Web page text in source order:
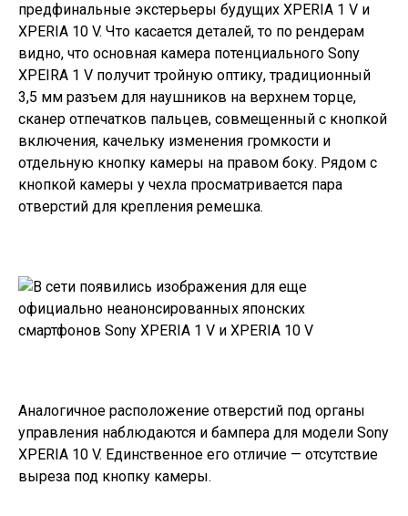
предфинальные экстерьеры будущих XPERIA 1 V и
XPERIA 10 V. Что касается деталей, то по рендерам
видно, что основная камера потенциального Sony
XPEIRA 1 V получит тройную оптику, традиционный
3,5 мм разъем для наушников на верхнем торце,
сканер отпечатков пальцев, совмещенный с кнопкой
включения, качельку изменения громкости и
отдельную кнопку камеры на правом боку. Рядом с
кнопкой камеры у чехла просматривается пара
отверстий для крепления ремешка.
Аналогичное расположение отверстий под органы
управления наблюдаются и бампера для модели Sony
XPERIA 10 V. Единственное его отличие — отсутствие
выреза под кнопку камеры.